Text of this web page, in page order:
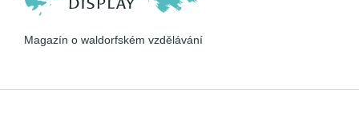
Magazín o waldorfském vzdělávání